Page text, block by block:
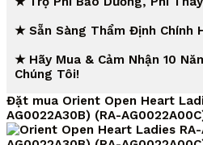
★ Sẵn Sàng Thẩm Định Chính
★ Hãy Mua & Cảm Nhận 10
Chúng Tôi!
Đặt mua Orient Open Heart
AG0022A30B) (RA-